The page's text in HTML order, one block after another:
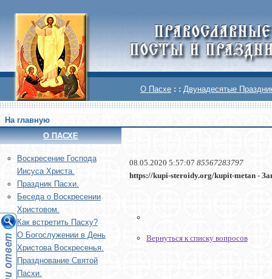
О Пасхе : : Двунадесятые
На главную
О ПАСХЕ
Воскреcение Господа
Иисуса Христа.
Праздник Пасхи.
Беседа о Воскресении
Христовом.
Как встретить Пасху?
О Богослужении в День
Христова Воскресенья.
Празднование Святой
Пасхи.
08.05.2020 5:57:07 85567283797
https://kupi-steroidy.org/kupit-metan -
Вернуться к списку вопросов